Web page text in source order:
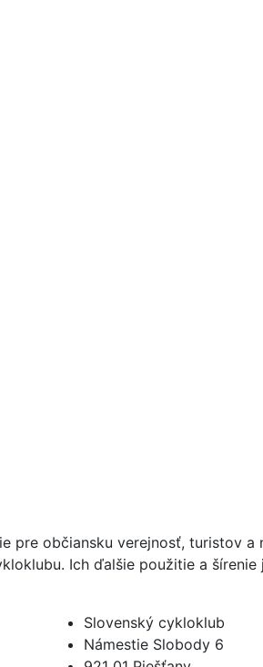
občiansku verejnosť, turistov a
Ich ďalšie použitie a
Slovenský cykloklub
Námestie Slobody 6